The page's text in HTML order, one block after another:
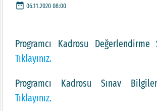
date_range 06.11.2020 08:00
Programcı Kadrosu Değerlendirme
Tıklayınız.
Programcı Kadrosu Sınav
Tıklayınız.